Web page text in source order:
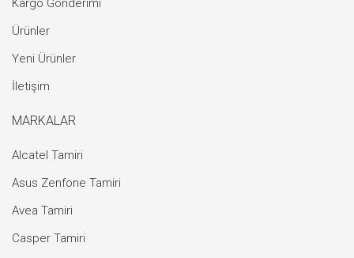
Kargo Gönderimi
Ürünler
Yeni Ürünler
İletişim
MARKALAR
Alcatel Tamiri
Asus Zenfone Tamiri
Avea Tamiri
Casper Tamiri